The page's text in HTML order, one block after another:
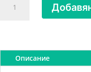
остър
връх
Описание